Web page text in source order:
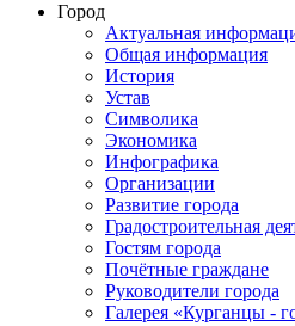
Город
Актуальная
Общая информация
История
Устав
Символика
Экономика
Инфографика
Организации
Развитие города
Градостроительная
Гостям города
Почётные граждане
Руководители города
Галерея «Курганцы -